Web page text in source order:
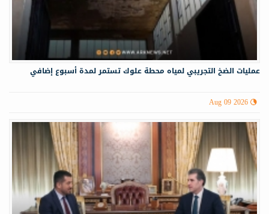
عمليات الضخ التجريبي لمياه ‏محطة علوك تستمر لمدة أسبوع إضافي
Aug 09 2026